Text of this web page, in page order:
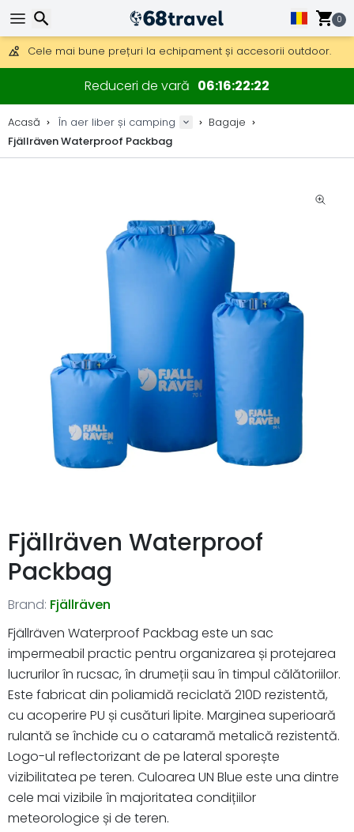
0
DHL Express peste noapte, de asemenea, disponibil.
30 zile pentru retur, 90 zile pentru hărți din lemn și decorațiuni.
Cele mai bune prețuri la echipament și accesorii outdoor.
Reduceri de vară 06 16 22 22
Acasă În aer liber și camping
Bagaje
Fjällräven Waterproof Packbag
Fjällräven Waterproof
Packbag
Brand: Fjällräven
Fjällräven Waterproof Packbag este un sac
impermeabil practic pentru organizarea și protejarea
lucrurilor în rucsac, în drumeții sau în timpul călătoriilor.
Este fabricat din poliamidă reciclată 210D rezistentă,
cu acoperire PU și cusături lipite. Marginea superioară
rulantă se închide cu o cataramă metalică rezistentă.
Logo-ul reflectorizant de pe lateral sporește
vizibilitatea pe teren. Culoarea UN Blue este una dintre
cele mai vizibile în majoritatea condițiilor
meteorologice și de teren.
Căutare